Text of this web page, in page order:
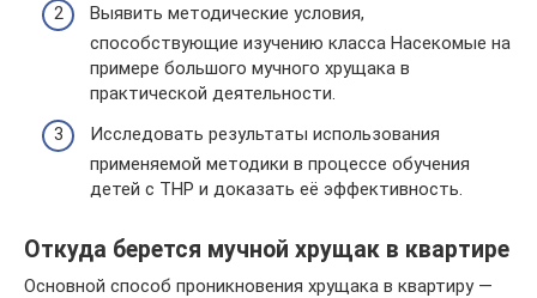
Выявить методические условия,
способствующие изучению класса Насекомые на
примере большого мучного хрущака в
практической деятельности.
Исследовать результаты использования
применяемой методики в процессе обучения
детей с ТНР и доказать её эффективность.
Откуда берется мучной хрущак в квартире
Основной способ проникновения хрущака в квартиру —